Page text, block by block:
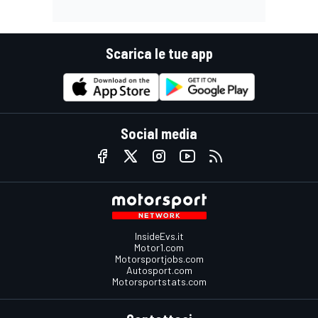
Scarica le tue app
Social media
InsideEvs.it
Motor1.com
Motorsportjobs.com
Autosport.com
Motorsportstats.com